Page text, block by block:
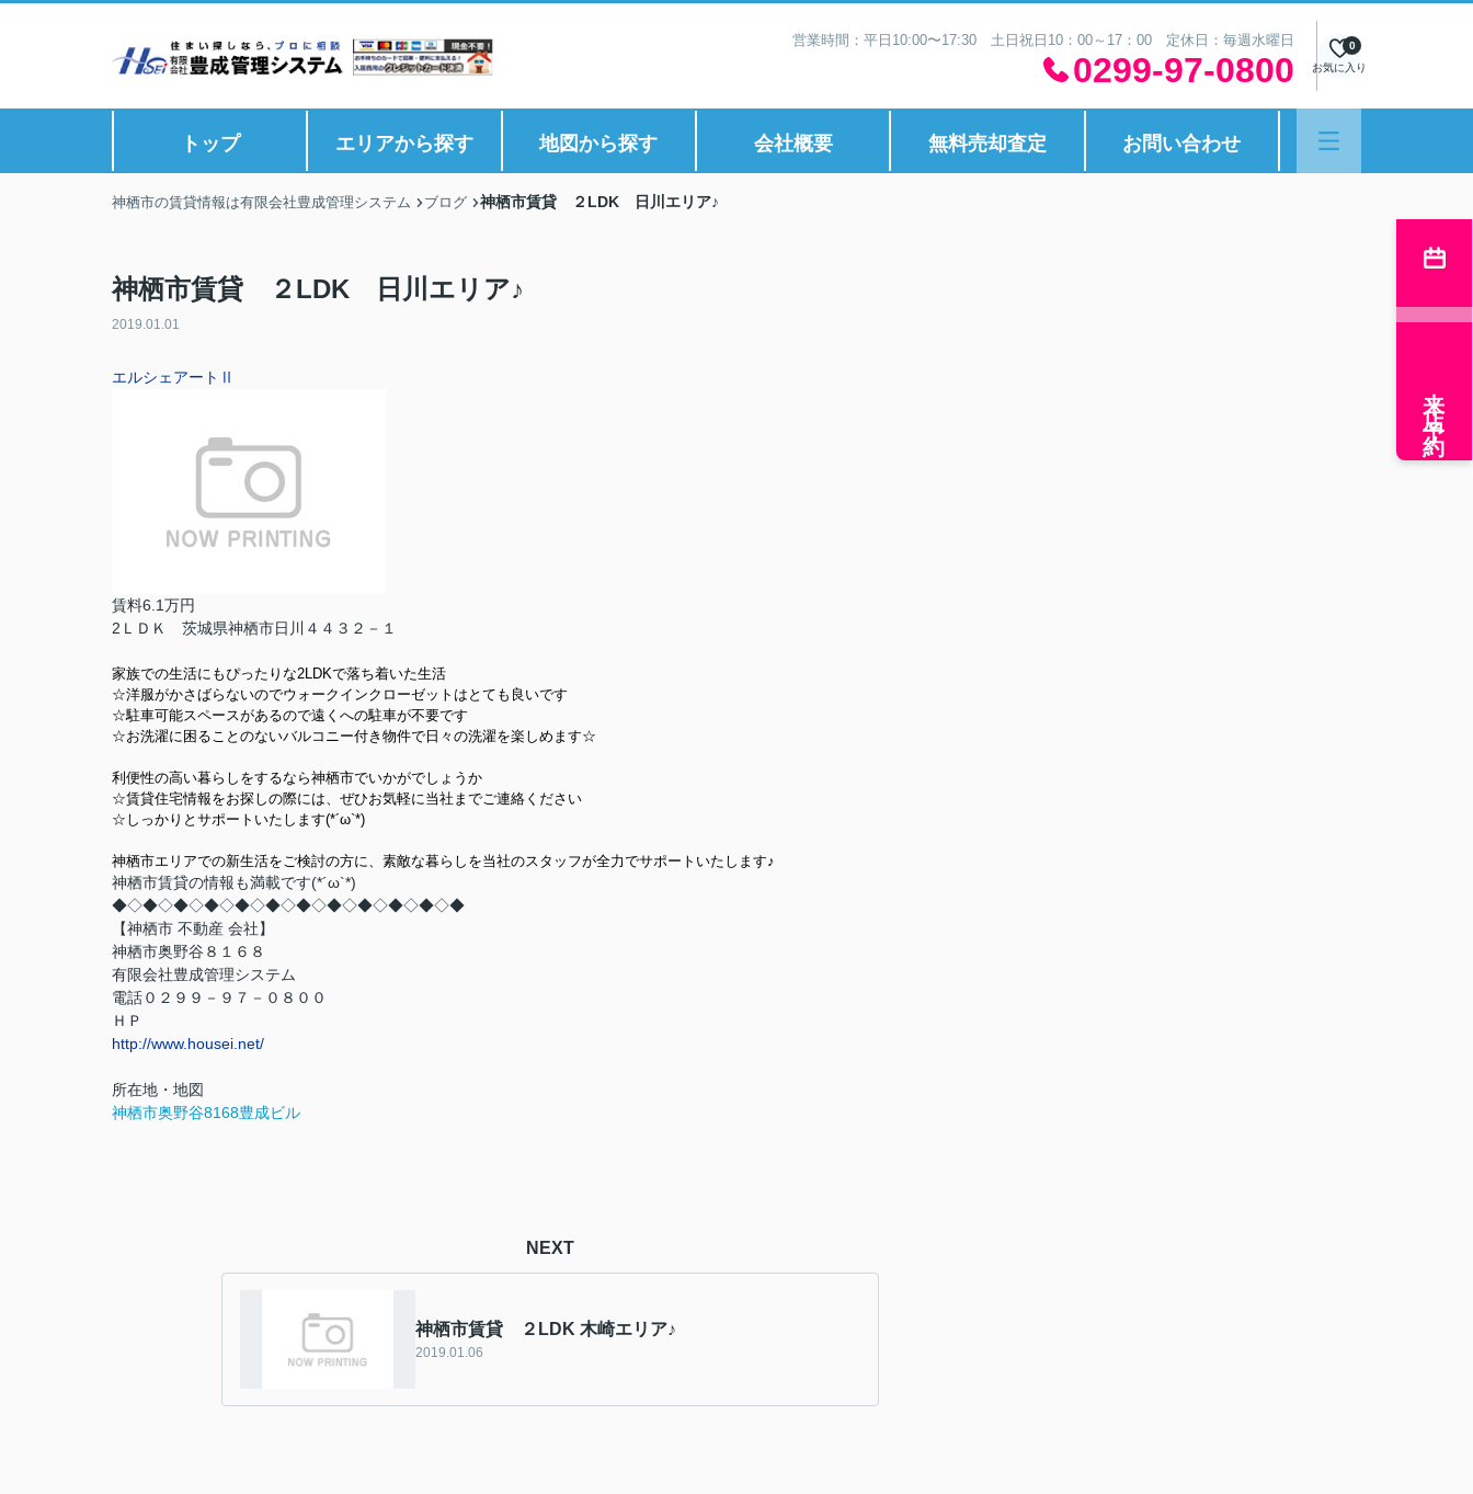
営業時間：平日10:00〜17:30 土日祝日10：00～17：00 定休日：毎週水曜日
0299-97-0800 お気に入り
0
トップ エリアから探す 地図から探す 会社概要 無料売却査定 お問い合わせ
神栖市の賃貸情報は有限会社豊成管理システム ブログ 神栖市賃貸 ２LDK 日川エリア♪
神栖市賃貸 ２LDK 日川エリア♪
2019.01.01
エルシェアートⅡ
賃料6.1万円
2ＬＤＫ 茨城県神栖市日川４４３２－１
家族での生活にもぴったりな2LDKで落ち着いた生活
☆洋服がかさばらないのでウォークインクローゼットはとても良いです
☆駐車可能スペースがあるので遠くへの駐車が不要です
☆お洗濯に困ることのないバルコニー付き物件で日々の洗濯を楽しめます☆
利便性の高い暮らしをするなら神栖市でいかがでしょうか
☆賃貸住宅情報をお探しの際には、ぜひお気軽に当社までご連絡ください
☆しっかりとサポートいたします(*´ω`*)
神栖市エリアでの新生活をご検討の方に、素敵な暮らしを当社のスタッフが全力でサポートいたします♪
神栖市賃貸の情報も満載です(*´ω`*)
◆◇◆◇◆◇◆◇◆◇◆◇◆◇◆◇◆◇◆◇◆◇◆
【神栖市 不動産 会社】
神栖市奥野谷８１６８
有限会社豊成管理システム
電話０２９９－９７－０８００
ＨＰ
http://www.housei.net/
所在地・地図
神栖市奥野谷8168豊成ビル
NEXT
神栖市賃貸 ２LDK 木崎エリア♪
2019.01.06
来店予約